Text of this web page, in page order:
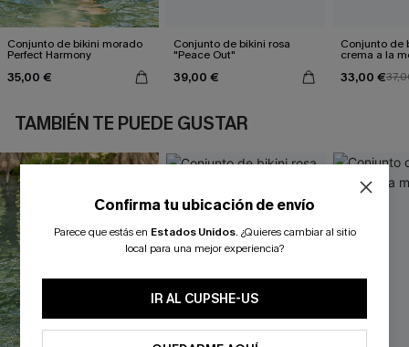
Conjunto de bikini morado
Perfect Harmony
35,00 €
Conjunto de bikini rosa
"Peace Out"
39,00 €
Conjunto de
crema a la
33,00 €
TAMBIÉN TE PUEDE GUSTAR
Confirma tu ubicación de envío
Parece que estás en Estados Unidos. ¿Quieres cambiar al sitio
local para una mejor experiencia?
IR AL CUPSHE-US